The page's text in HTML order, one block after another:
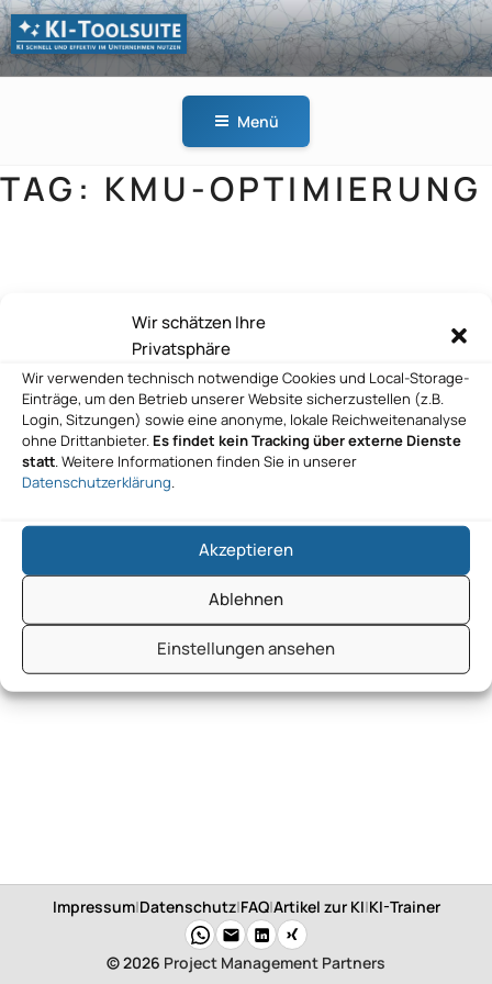
Wir schätzen Ihre
Privatsphäre
Wir verwenden technisch notwendige Cookies und Local-Storage-
Einträge, um den Betrieb unserer Website sicherzustellen (z.B.
Login, Sitzungen) sowie eine anonyme, lokale Reichweitenanalyse
ohne Drittanbieter. Es findet kein Tracking über externe Dienste
statt. Weitere Informationen finden Sie in unserer
Datenschutzerklärung.
Akzeptieren
Ablehnen
Einstellungen ansehen
Zum
Inhalt
springen
KI-
Menü
TAG: KMU-OPTIMIERUNG
Impressum|Datenschutz|FAQ|Artikel zur KI|KI-Trainer
© 2026 Project Management Partners